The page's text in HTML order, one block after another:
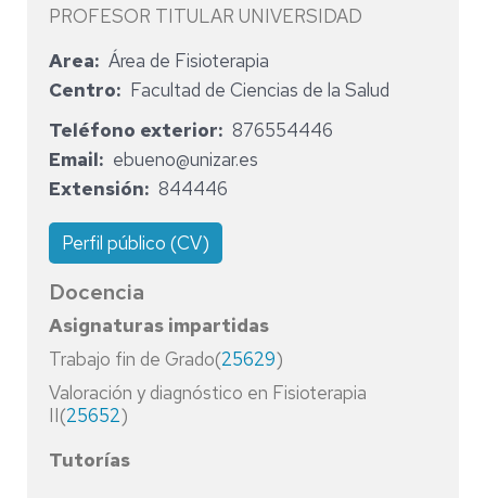
PROFESOR TITULAR UNIVERSIDAD
Area
Área de Fisioterapia
Centro
Facultad de Ciencias de la Salud
Teléfono exterior
876554446
Email
ebueno@unizar.es
Extensión
844446
Perfil público (CV)
Docencia
Asignaturas impartidas
Trabajo fin de Grado(25629)
Valoración y diagnóstico en Fisioterapia
II(25652)
Tutorías